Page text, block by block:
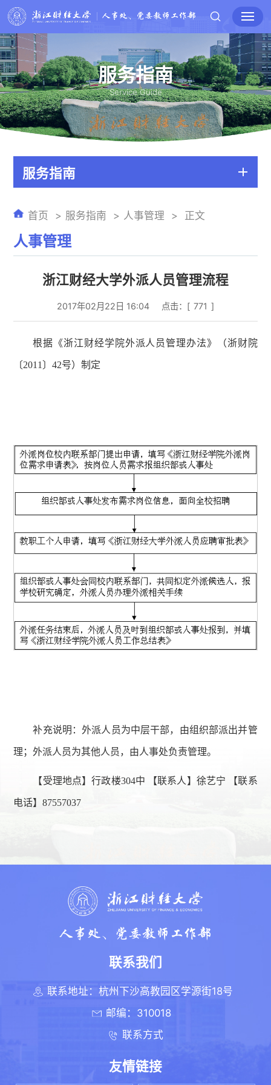
服务指南
Service Guide
服务指南
人事管理
首页 服务指南 人事管理 正文
浙江财经大学外派人员管理流程
2017年02月22日 16:04 点击：[ 771 ]
根据《浙江财经学院外派人员管理办法》（浙财院
〔2011〕42号）制定
补充说明：外派人员为中层干部，由组织部派出并管
理；外派人员为其他人员，由人事处负责管理。
【受理地点】行政楼304中 【联系人】徐艺宁 【联系
电话】87557037
联系我们
联系地址：杭州下沙高教园区学源街18号
邮编：310018
联系方式
友情链接